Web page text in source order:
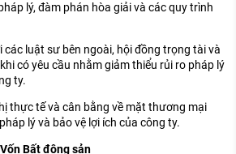
lý, đàm phán hòa giải và các quy trình
các luật sư bên ngoài, hội đồng trọng tài và
có yêu cầu nhằm giảm thiểu rủi ro pháp lý
ty.
thực tế và cân bằng về mặt thương mại
lý và bảo vệ lợi ích của công ty.
Bất động sản